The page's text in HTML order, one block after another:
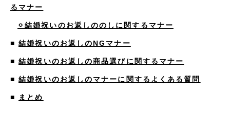
るマナー
⚪︎結婚祝いのお返しののしに関するマナー
■結婚祝いのお返しのNGマナー
■結婚祝いのお返しの商品選びに関するマナー
■結婚祝いのお返しのマナーに関するよくある質問
■ まとめ